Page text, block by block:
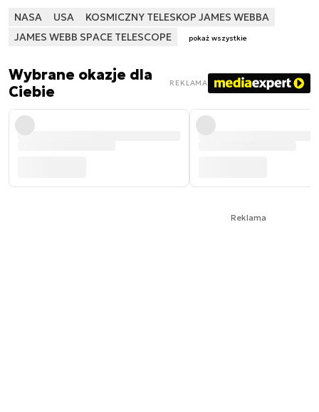
NASA USA
KOSMICZNY TELESKOP JAMES WEBBA
JAMES WEBB SPACE TELESCOPE
pokaż wszystkie
Wybrane okazje dla
Ciebie
REKLAMA
Reklama